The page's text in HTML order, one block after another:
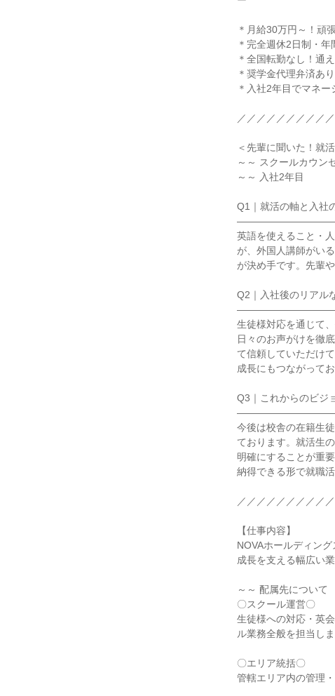
＊月給30万円～！頑
＊完全週休2日制・年
＊全国転勤なし！通
＊奨学金代理弁済あ
＊入社2年目でマネー
／／／／／／／／／
＜先輩に聞いた！就
～～ スクールカウン
～～ 入社2年目
Q1｜就活の軸と入社
英語を使えること・
が、外国人講師がい
が決め手です。先輩
Q2｜入社後のリアル
生徒様対応を通じて
日々のお声がけを徹
て信頼していただけ
成長にもつながって
Q3｜これからのビジ
今後は校舎の在籍生
ております。就活生
明確にすることが重
納得できる形で就職
／／／／／／／／／
【仕事内容】
NOVAホールディン
成長を支える幅広い
～～ 配属先について
〇スクール運営〇
生徒様への対応・英
ル業務全般を担当しま
〇エリア統括〇
管轄エリア内の管理